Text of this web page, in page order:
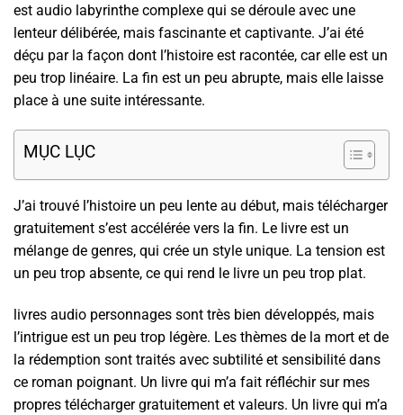
est audio labyrinthe complexe qui se déroule avec une
lenteur délibérée, mais fascinante et captivante. J’ai été
déçu par la façon dont l’histoire est racontée, car elle est un
peu trop linéaire. La fin est un peu abrupte, mais elle laisse
place à une suite intéressante.
MỤC LỤC
J’ai trouvé l’histoire un peu lente au début, mais télécharger
gratuitement s’est accélérée vers la fin. Le livre est un
mélange de genres, qui crée un style unique. La tension est
un peu trop absente, ce qui rend le livre un peu trop plat.
livres audio personnages sont très bien développés, mais
l’intrigue est un peu trop légère. Les thèmes de la mort et de
la rédemption sont traités avec subtilité et sensibilité dans
ce roman poignant. Un livre qui m’a fait réfléchir sur mes
propres télécharger gratuitement et valeurs. Un livre qui m’a